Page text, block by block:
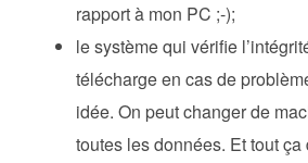
rapport à mon PC ;-);
le système qui vérifie
télécharge en cas de
idée. On peut changer de
toutes les données. Et tout